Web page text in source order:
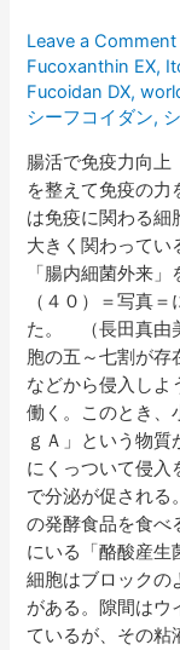
Leave a Comment
Fucoxanthin EX,
Fucoidan DX,
シーフコイダン,
腸活で免疫力向
を整えて免疫の力
は免疫に関わる細
大きく関わってい
「腸内細菌外来
（４０）＝写真
た。 （長田真由
胞の五～七割が存
などから侵入しよ
働く。このとき、
ｇＡ」という物
にくっついて侵
で分泌が促される
の発酵食品を食
にいる「酪酸産生
細胞はブロックの
がある。隙間はウ
ているが、その
染
予
防
は
疫
力
が
重
要